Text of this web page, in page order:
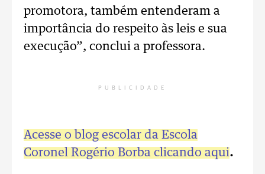
promotora, também entenderam a
importância do respeito às leis e sua
execução”, conclui a professora.
PUBLICIDADE
Acesse o blog escolar da Escola
Coronel Rogério Borba clicando aqui.